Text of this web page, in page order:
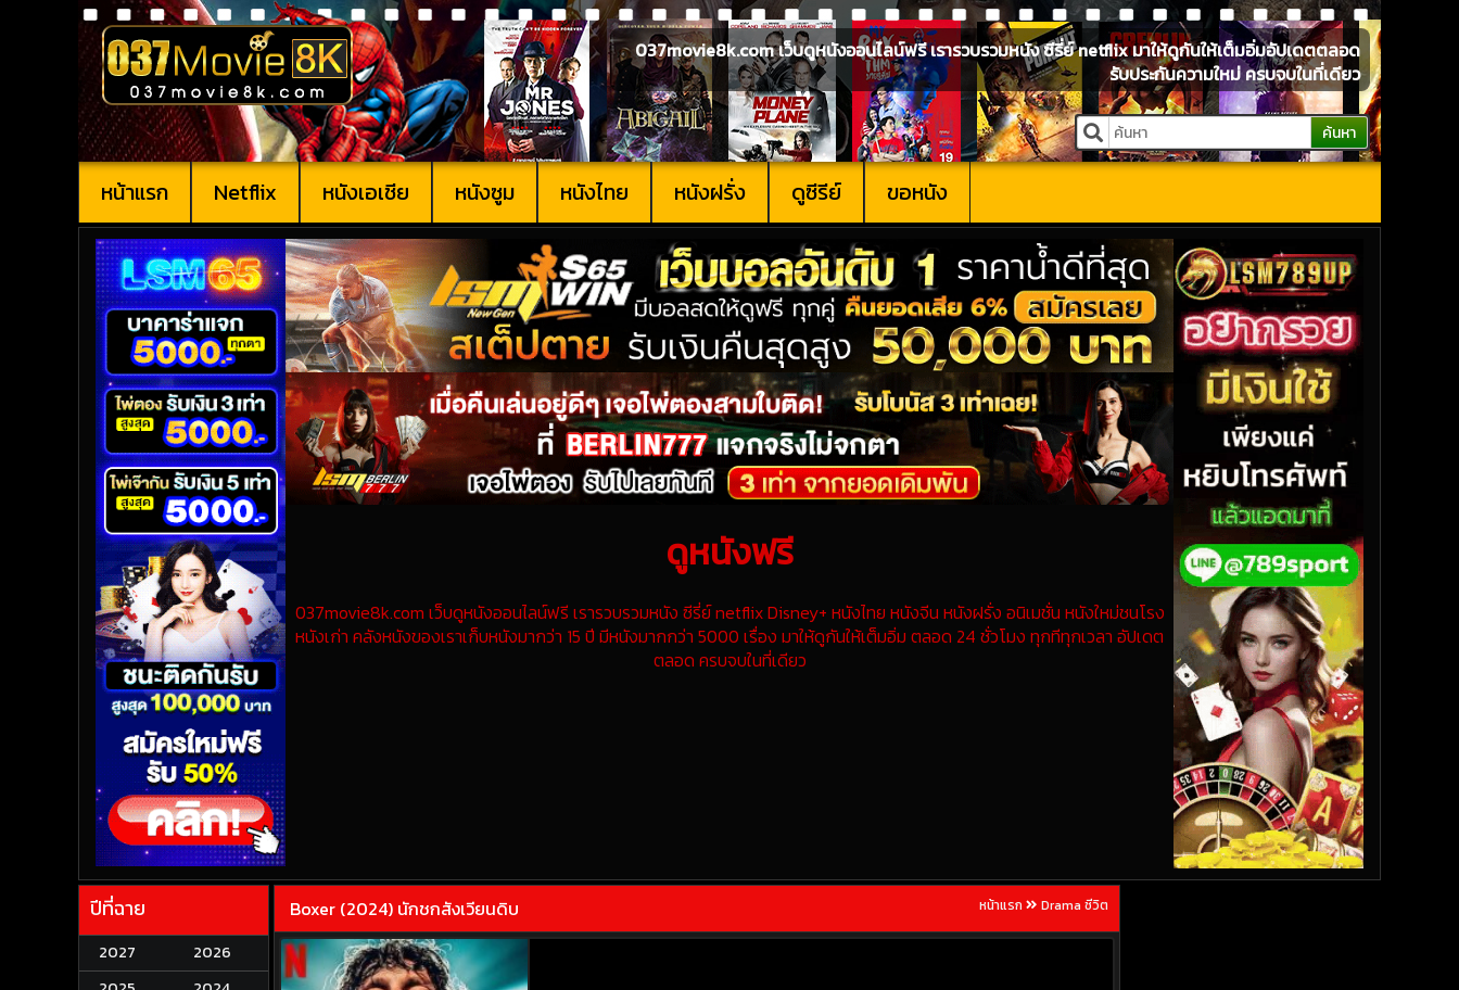
037movie8k.com เว็บดูหนังออนไลน์ฟรี เรารวบรวมหนัง ซีรี่ย์ netflix มาให้ดูกันให้เต็มอิ่มอัปเดตตลอด
รับประกันความใหม่ ครบจบในที่เดียว
ค้นหา
หน้าแรก Netflix หนังเอเชีย หนังซูม หนังไทย หนังฝรั่ง ดูซีรีย์ ขอหนัง
ดูหนังฟรี
037movie8k.com เว็บดูหนังออนไลน์ฟรี เรารวบรวมหนัง ซีรี่ย์ netflix Disney+ หนังไทย หนังจีน หนังฝรั่ง อนิเมชั่น หนังใหม่ชนโรง
หนังเก่า คลังหนังของเราเก็บหนังมากว่า 15 ปี มีหนังมากกว่า 5000 เรื่อง มาให้ดูกันให้เต็มอิ่ม ตลอด 24 ชั่วโมง ทุกทีทุกเวลา อัปเดต
ตลอด ครบจบในที่เดียว
ปีที่ฉาย
2027
2026
Boxer (2024) นักชกสังเวียนดิบ หน้าแรก Drama ชีวิต